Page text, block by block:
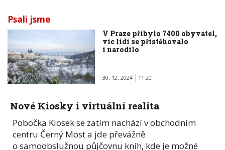
Psali jsme
V Praze přibylo 7400 obyvatel,
víc lidí se přistěhovalo
i narodilo
30. 12. 2024 11:20
Nové Kiosky i virtuální realita
Pobočka Kiosek se zatím nachází v obchodním
centru Černý Most a jde převážně
o samoobslužnou půjčovnu knih, kde je možné